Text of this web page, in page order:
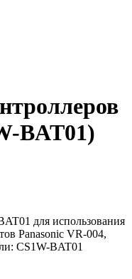
BAT01)
для использования
Panasonic VR-004,
CS1W-BAT01